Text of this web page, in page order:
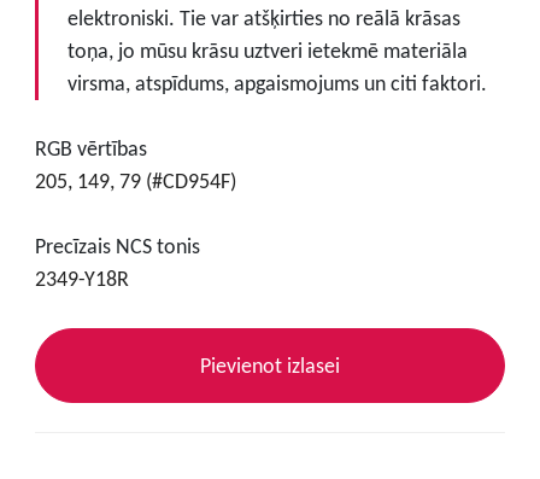
elektroniski. Tie var atšķirties no reālā krāsas
toņa, jo mūsu krāsu uztveri ietekmē materiāla
virsma, atspīdums, apgaismojums un citi faktori.
RGB vērtības
205, 149, 79 (#CD954F)
Precīzais NCS tonis
2349-Y18R
Pievienot izlasei